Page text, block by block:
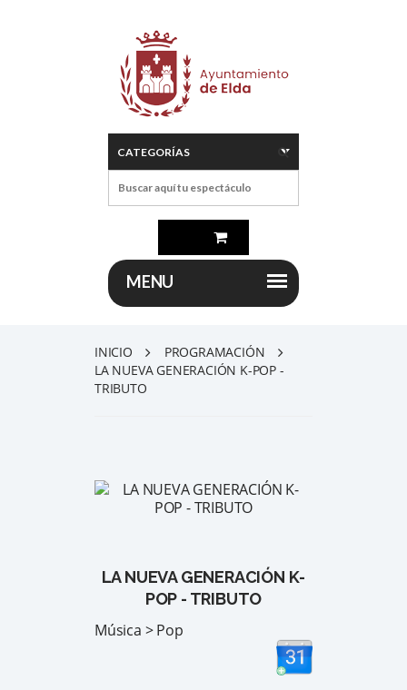
INICIO
PROGRAMACIÓN
LA NUEVA GENERACIÓN K-POP -
TRIBUTO
LA NUEVA GENERACIÓN K-
POP - TRIBUTO
Música > Pop